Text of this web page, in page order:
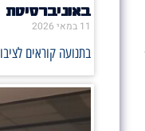
11 במאי 2026
בתנועה קוראים